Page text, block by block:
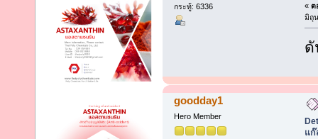
กระทู้: 6336 « ต
มิถุ
ดั
goodday1
Hero Member
แก๊